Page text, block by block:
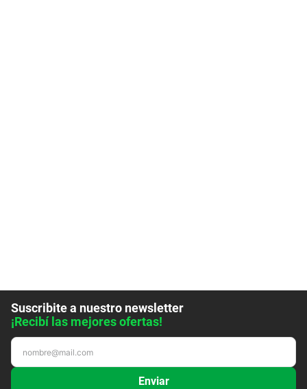
Suscribite a nuestro newsletter
¡Recibí las mejores ofertas!
Enviar